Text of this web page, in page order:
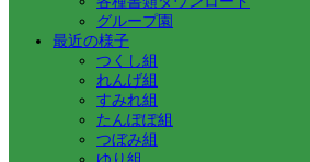
グループ園
最近の様子
つくし組
れんげ組
すみれ組
たんぽぽ組
つぼみ組